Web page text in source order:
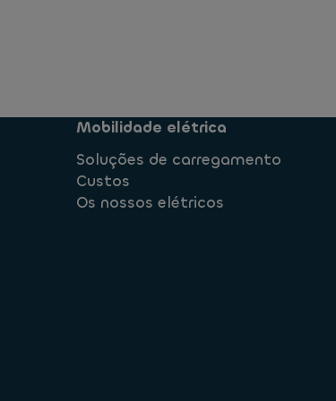
Mobilidade elétrica
Soluções de carregamento
Custos
Os nossos elétricos